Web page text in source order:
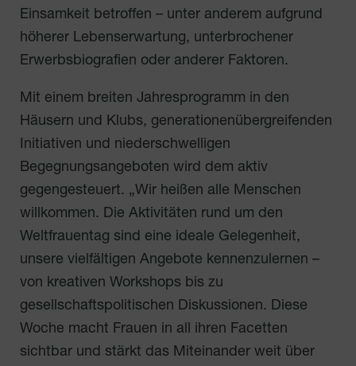
Einsamkeit betroffen – unter anderem aufgrund
höherer Lebenserwartung, unterbrochener
Erwerbsbiografien oder anderer Faktoren.
Mit einem breiten Jahresprogramm in den
Häusern und Klubs, generationenübergreifenden
Initiativen und niederschwelligen
Begegnungsangeboten wird dem aktiv
gegengesteuert. „Wir heißen alle Menschen
willkommen. Die Aktivitäten rund um den
Weltfrauentag sind eine ideale Gelegenheit,
unsere vielfältigen Angebote kennenzulernen –
von kreativen Workshops bis zu
gesellschaftspolitischen Diskussionen. Diese
Woche macht Frauen in all ihren Facetten
sichtbar und stärkt das Miteinander weit über